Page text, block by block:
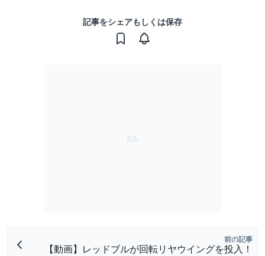
記事をシェアもしくは保存
前の記事
【動画】レッドブルが回転リヤウイングを投入！